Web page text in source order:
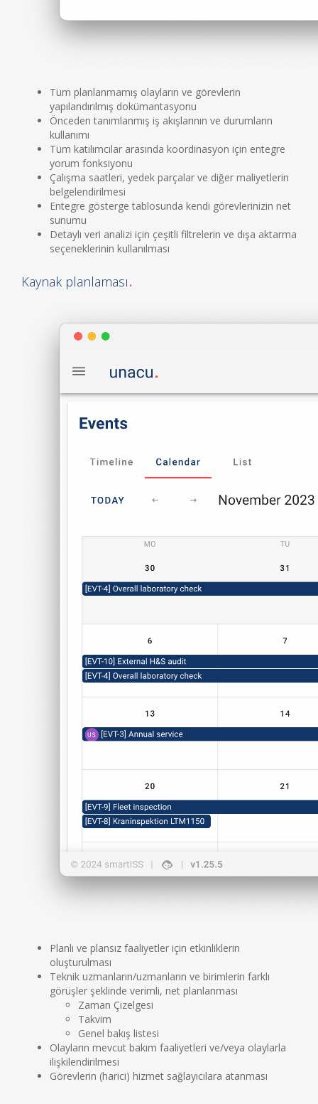
Tüm planlanmamış olayların ve görevlerin
yapılandırılmış dokümantasyonu
Önceden tanımlanmış iş akışlarının ve durumların
kullanımı
Tüm katılımcılar arasında koordinasyon için entegre
yorum fonksiyonu
Çalışma saatleri, yedek parçalar ve diğer maliyetlerin
belgelendirilmesi
Entegre gösterge tablosunda kendi görevlerinizin net
sunumu
Detaylı veri analizi için çeşitli filtrelerin ve dışa aktarma
seçeneklerinin kullanılması
Kaynak planlaması
Planlı ve plansız faaliyetler için etkinliklerin
oluşturulması
Teknik uzmanların/uzmanların ve birimlerin farklı
görüşler şeklinde verimli, net planlanması
Zaman Çizelgesi
Takvim
Genel bakış listesi
Olayların mevcut bakım faaliyetleri ve/veya olaylarla
ilişkilendirilmesi
Görevlerin (harici) hizmet sağlayıcılara atanması